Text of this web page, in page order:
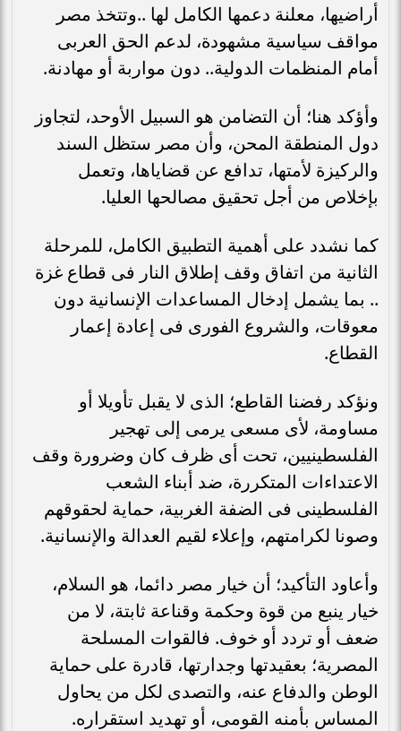
أراضيها، معلنة دعمها الكامل لها ..وتتخذ مصر
مواقف سياسية مشهودة، لدعم الحق العربى
أمام المنظمات الدولية.. دون مواربة أو مهادنة.
وأؤكد هنا؛ أن التضامن هو السبيل الأوحد، لتجاوز
دول المنطقة المحن، وأن مصر ستظل السند
والركيزة لأمتها، تدافع عن قضاياها، وتعمل
بإخلاص من أجل تحقيق مصالحها العليا.
كما نشدد على أهمية التطبيق الكامل، للمرحلة
الثانية من اتفاق وقف إطلاق النار فى قطاع غزة
.. بما يشمل إدخال المساعدات الإنسانية دون
معوقات، والشروع الفورى فى إعادة إعمار
القطاع.
ونؤكد رفضنا القاطع؛ الذى لا يقبل تأويلا أو
مساومة، لأى مسعى يرمى إلى تهجير
الفلسطينيين، تحت أى ظرف كان وضرورة وقف
الاعتداءات المتكررة، ضد أبناء الشعب
الفلسطينى فى الضفة الغربية، حماية لحقوقهم
وصونا لكرامتهم، وإعلاء لقيم العدالة والإنسانية.
وأعاود التأكيد؛ أن خيار مصر دائما، هو السلام،
خيار ينبع من قوة وحكمة وقناعة ثابتة، لا من
ضعف أو تردد أو خوف. فالقوات المسلحة
المصرية؛ بعقيدتها وجدارتها، قادرة على حماية
الوطن والدفاع عنه، والتصدى لكل من يحاول
المساس بأمنه القومى، أو تهديد استقراره.